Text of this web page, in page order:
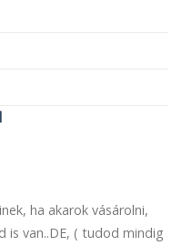
ha akarok vásárolni,
is van..DE, ( tudod mindig